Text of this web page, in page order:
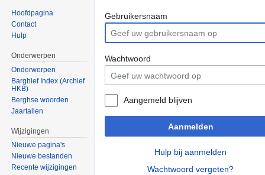
Gebruikersnaam
Wachtwoord
Aangemeld blijven
Aanmelden
Hulp bij aanmelden
Wachtwoord vergeten?
Hoofdpagina
Contact
Hulp
Onderwerpen
Onderwerpen
Barghief Index (Archief
HKB)
Berghse woorden
Jaartallen
Wijzigingen
Nieuwe pagina's
Nieuwe bestanden
Recente wijzigingen